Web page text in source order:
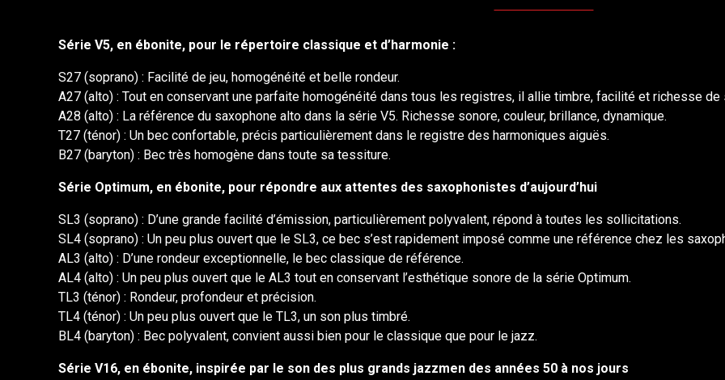
Série V5, en ébonite, pour le répertoire classique et d’harmonie :
S27 (soprano) : Facilité de jeu, homogénéité et belle rondeur.
A27 (alto) : Tout en conservant une parfaite homogénéité dans tous les registres, il allie timbre, facilité et richesse de
A28 (alto) : La référence du saxophone alto dans la série V5. Richesse sonore, couleur, brillance, dynamique.
T27 (ténor) : Un bec confortable, précis particulièrement dans le registre des harmoniques aiguës.
B27 (baryton) : Bec très homogène dans toute sa tessiture.
Série Optimum, en ébonite, pour répondre aux attentes des saxophonistes d’aujourd’hui
SL3 (soprano) : D’une grande facilité d’émission, particulièrement polyvalent, répond à toutes les sollicitations.
SL4 (soprano) : Un peu plus ouvert que le SL3, ce bec s’est rapidement imposé comme une référence chez les
AL3 (alto) : D’une rondeur exceptionnelle, le bec classique de référence.
AL4 (alto) : Un peu plus ouvert que le AL3 tout en conservant l’esthétique sonore de la série Optimum.
TL3 (ténor) : Rondeur, profondeur et précision.
TL4 (ténor) : Un peu plus ouvert que le TL3, un son plus timbré.
BL4 (baryton) : Bec polyvalent, convient aussi bien pour le classique que pour le jazz.
Série V16, en ébonite, inspirée par le son des plus grands jazzmen des années 50 à nos jours